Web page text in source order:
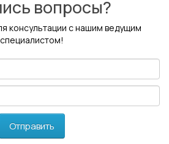
вопросы?
консультации с нашим ведущим
специалистом!
Отправить